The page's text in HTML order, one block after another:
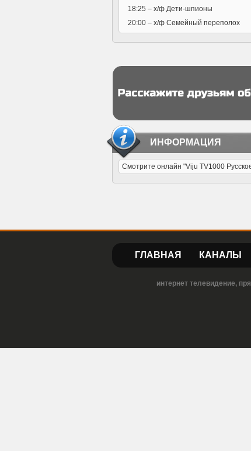
18:25 – х/ф Дети-шпионы
20:00 – х/ф Семейный переполох
ИНФОРМАЦИЯ
Смотрите онлайн "Viju TV1000
ГЛАВНАЯ КАНАЛЫ
интернет телевидение,